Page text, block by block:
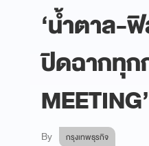
‘น้ำตาล-
ปิดฉากทุก
MEETING’
By กรุงเทพธุรกิจ